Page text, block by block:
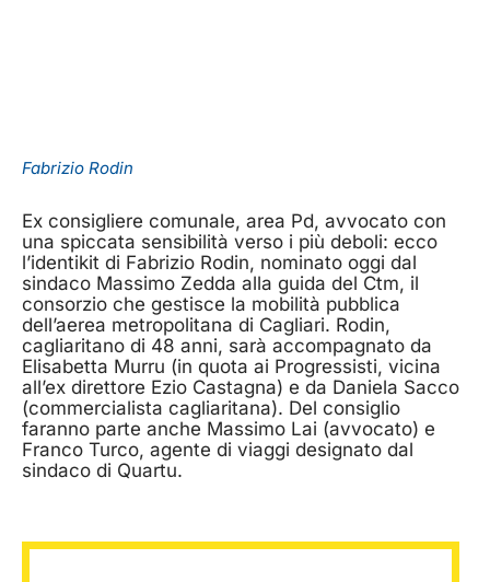
Fabrizio Rodin
Ex consigliere comunale, area Pd, avvocato con
una spiccata sensibilità verso i più deboli: ecco
l’identikit di Fabrizio Rodin, nominato oggi dal
sindaco Massimo Zedda alla guida del Ctm, il
consorzio che gestisce la mobilità pubblica
dell’aerea metropolitana di Cagliari. Rodin,
cagliaritano di 48 anni, sarà accompagnato da
Elisabetta Murru (in quota ai Progressisti, vicina
all’ex direttore Ezio Castagna) e da Daniela Sacco
(commercialista cagliaritana). Del consiglio
faranno parte anche Massimo Lai (avvocato) e
Franco Turco, agente di viaggi designato dal
sindaco di Quartu.